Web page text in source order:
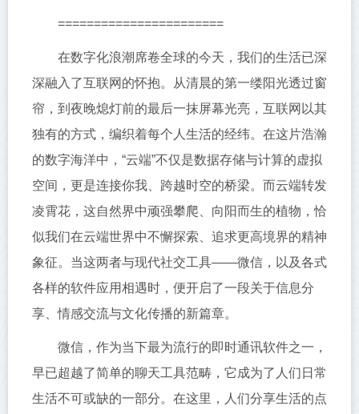
=======================
在数字化浪潮席卷全球的今天，我们的生活已深
深融入了互联网的怀抱。从清晨的第一缕阳光透过窗
帘，到夜晚熄灯前的最后一抹屏幕光亮，互联网以其
独有的方式，编织着每个人生活的经纬。在这片浩瀚
的数字海洋中，“云端”不仅是数据存储与计算的虚拟
空间，更是连接你我、跨越时空的桥梁。而云端转发
凌霄花，这自然界中顽强攀爬、向阳而生的植物，恰
似我们在云端世界中不懈探索、追求更高境界的精神
象征。当这两者与现代社交工具——微信，以及各式
各样的软件应用相遇时，便开启了一段关于信息分
享、情感交流与文化传播的新篇章。
微信，作为当下最为流行的即时通讯软件之一，
早已超越了简单的聊天工具范畴，它成为了人们日常
生活不可或缺的一部分。在这里，人们分享生活的点